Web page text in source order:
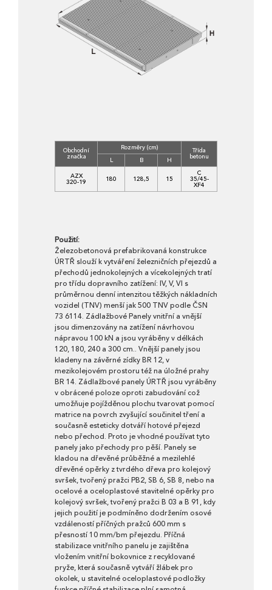
Obchodní
značka
Rozměry (cm) Třída
betonu
L B
H
AZX
320-19 180 128,5 15
C
35/45-
XF4
Použití:
Železobetonová prefabrikovaná konstrukce
ÚRTŘ slouží k vytváření železničních přejezdů a
přechodů jednokolejných a vícekolejných tratí
pro třídu dopravního zatížení: IV, V, VI s
průměrnou denní intenzitou těžkých nákladních
vozidel (TNV) menší jak 500 TNV podle ČSN
73 6114. Zádlažbové Panely vnitřní a vnější
jsou dimenzovány na zatížení návrhovou
nápravou 100 kN a jsou vyráběny v délkách
120, 180, 240 a 300 cm.. Vnější panely jsou
kladeny na závěrné zídky BR 12, v
mezikolejovém prostoru též na úložné prahy
BR 14. Zádlažbové panely ÚRTŘ jsou vyráběny
v obrácené poloze oproti zabudování což
umožňuje pojížděnou plochu tvarovat pomocí
matrice na povrch zvyšující součinitel tření a
současně esteticky dotváří hotové přejezd
nebo přechod. Proto je vhodné používat tyto
panely jako přechody pro pěší. Panely se
kladou na dřevěné průběžné a mezilehlé
dřevěné opěrky z tvrdého dřeva pro kolejový
svršek, tvořený pražci PB2, SB 6, SB 8, nebo na
ocelové a oceloplastové stavitelné opěrky pro
kolejový svršek, tvořený pražci B 03 a B 91, kdy
jejich použití je podmíněno dodržením osové
vzdáleností příčných pražců 600 mm s
přesností 10 mm/bm přejezdu. Příčná
stabilizace vnitřního panelu je zajištěna
vložením vnitřní bokovnice z recyklované
pryže, která současně vytváří žlábek pro
okolek, u stavitelné oceloplastové podložky